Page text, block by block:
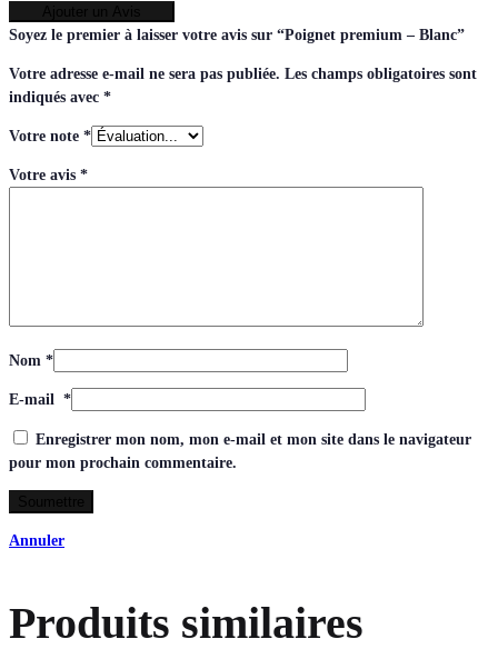
Soyez le premier à laisser votre avis sur “Poignet premium – Blanc”
Votre adresse e-mail ne sera pas publiée. Les champs obligatoires sont
indiqués avec *
Votre note *
Votre avis *
Nom *
E-mail *
Enregistrer mon nom, mon e-mail et mon site dans le navigateur
pour mon prochain commentaire.
Annuler
Produits similaires